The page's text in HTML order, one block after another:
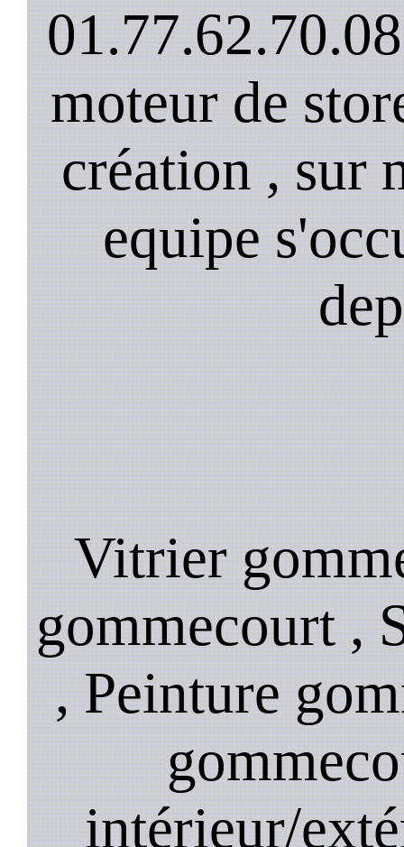
moteur de
création , sur
equipe
Vitrier
gommecourt ,
, Peinture
intérieur/